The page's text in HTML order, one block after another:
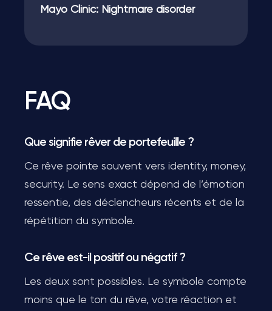
Mayo Clinic: Nightmare disorder
FAQ
Que signifie rêver de portefeuille ?
Ce rêve pointe souvent vers identity, money,
security. Le sens exact dépend de l’émotion
ressentie, des déclencheurs récents et de la
répétition du symbole.
Ce rêve est-il positif ou négatif ?
Les deux sont possibles. Le symbole compte
moins que le ton du rêve, votre réaction et